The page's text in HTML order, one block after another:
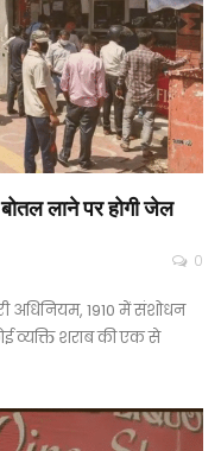
लाने पर होगी जेल
0
अधिनियम, 1910 में संशोधन
व्यक्ति शराब की एक से